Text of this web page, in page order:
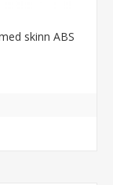
skinn ABS